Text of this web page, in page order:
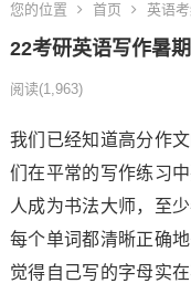
您的位置 首页 英语
22考研英语写作暑
阅读(1,963)
我们已经知道高分作
们在平常的写作练习
人成为书法大师，至
每个单词都清晰正确
觉得自己写的字母实